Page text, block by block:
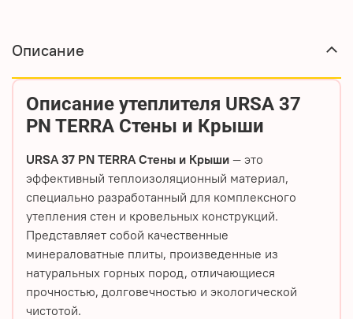
Описание
Описание утеплителя URSA 37
PN TERRA Стены и Крыши
URSA 37 PN TERRA Стены и Крыши — это
эффективный теплоизоляционный материал,
специально разработанный для комплексного
утепления стен и кровельных конструкций.
Представляет собой качественные
минераловатные плиты, произведенные из
натуральных горных пород, отличающиеся
прочностью, долговечностью и экологической
чистотой.